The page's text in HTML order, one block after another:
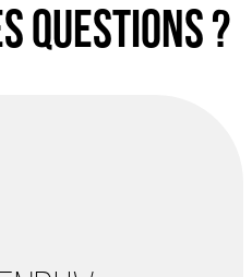
questions ?